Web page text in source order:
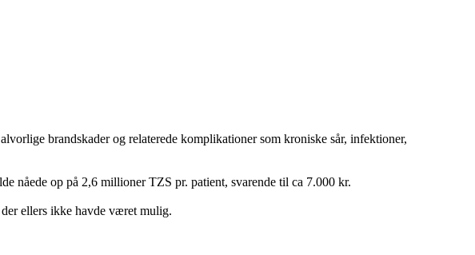
brandskader og relaterede komplikationer som kroniske sår, infektioner,
nåede op på 2,6 millioner TZS pr. patient, svarende til ca 7.000 kr.
ellers ikke havde været mulig.